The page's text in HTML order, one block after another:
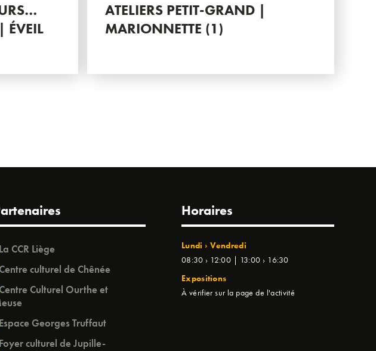
ÉVEIL
ATELIERS PETIT-GRAND |
MARIONNETTE (1)
La CCR Liège
culturel de Chênée
Culturel Ourthe et
Espace Georges Truffaut
Foyer culturel de Jupille-
Horaires
Lundi › Vendredi
08:30 › 12:00 | 13:00 › 16:30
Expositions
À vérifier sur la page de l'activité